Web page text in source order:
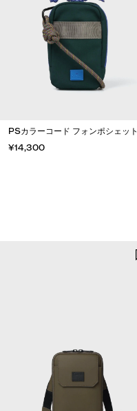
PSカラーコード フォンポシェット
¥14,300